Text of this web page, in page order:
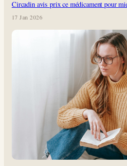
Circadin avis prix ce médicament pour
17 Jan 2026